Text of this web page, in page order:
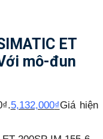
ET
mô-đun
5,132,000₫Giá hiện